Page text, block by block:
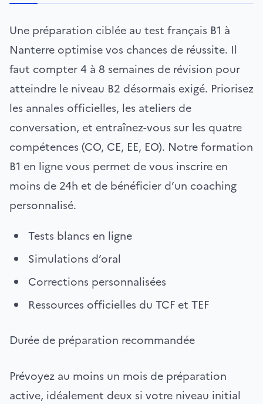
Une préparation ciblée au test français B1 à
Nanterre optimise vos chances de réussite. Il
faut compter 4 à 8 semaines de révision pour
atteindre le niveau B2 désormais exigé. Priorisez
les annales officielles, les ateliers de
conversation, et entraînez-vous sur les quatre
compétences (CO, CE, EE, EO). Notre formation
B1 en ligne vous permet de vous inscrire en
moins de 24h et de bénéficier d’un coaching
personnalisé.
Tests blancs en ligne
Simulations d’oral
Corrections personnalisées
Ressources officielles du TCF et TEF
Durée de préparation recommandée
Prévoyez au moins un mois de préparation
active, idéalement deux si votre niveau initial